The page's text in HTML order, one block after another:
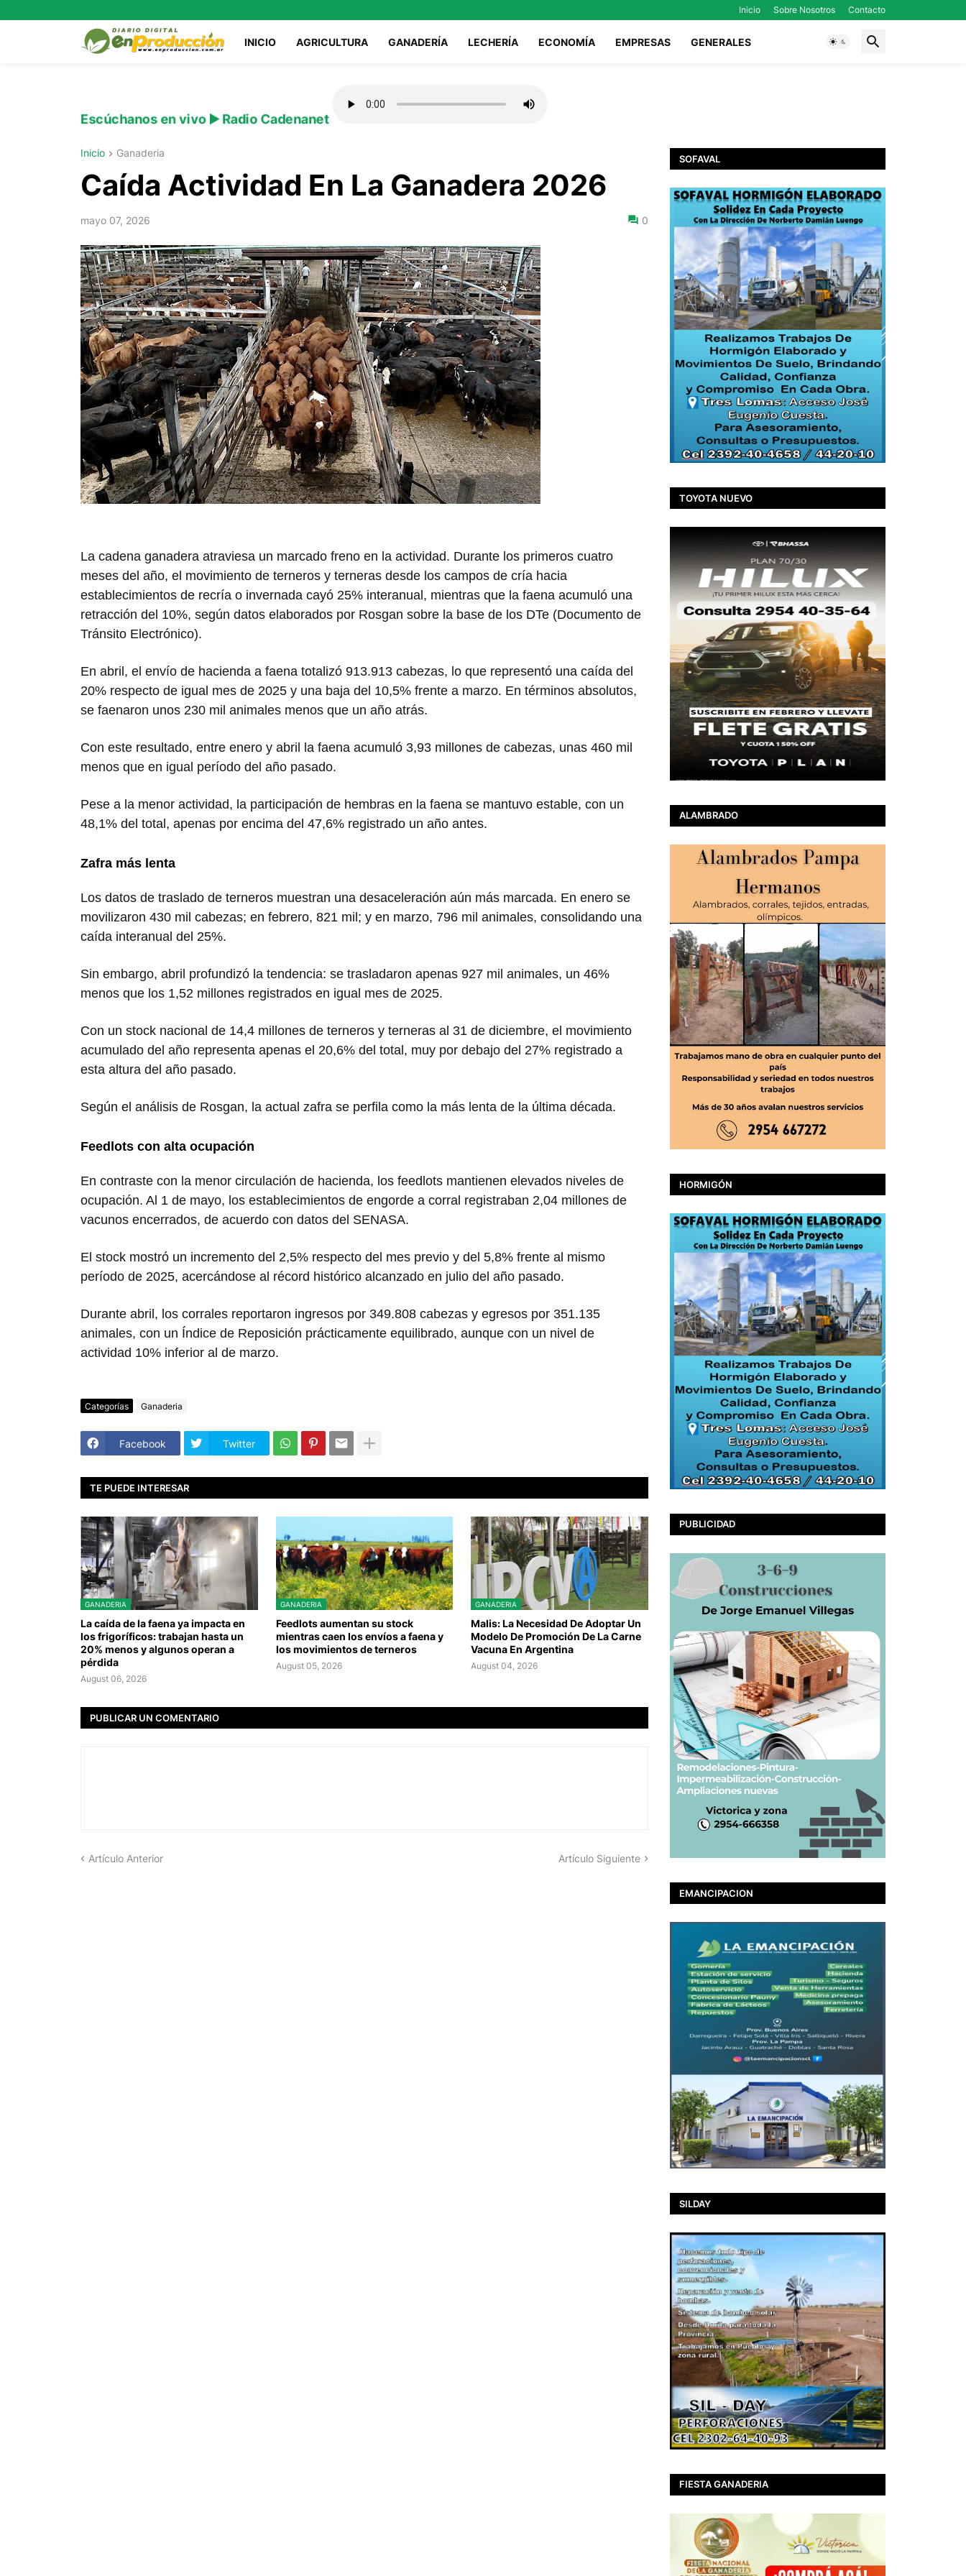
Inicio Sobre Nosotros Contacto
INICIO AGRICULTURA GANADERÍA LECHERÍA ECONOMÍA EMPRESAS GENERALES
Escúchanos en vivo ▶️ Radio Cadenanet
Inicio Ganaderia
Caída Actividad En La Ganadera 2026
mayo 07, 2026 0
La cadena ganadera atraviesa un marcado freno en la actividad. Durante los primeros cuatro
meses del año, el movimiento de terneros y terneras desde los campos de cría hacia
establecimientos de recría o invernada cayó 25% interanual, mientras que la faena acumuló una
retracción del 10%, según datos elaborados por Rosgan sobre la base de los DTe (Documento de
Tránsito Electrónico).
En abril, el envío de hacienda a faena totalizó 913.913 cabezas, lo que representó una caída del
20% respecto de igual mes de 2025 y una baja del 10,5% frente a marzo. En términos absolutos,
se faenaron unos 230 mil animales menos que un año atrás.
Con este resultado, entre enero y abril la faena acumuló 3,93 millones de cabezas, unas 460 mil
menos que en igual período del año pasado.
Pese a la menor actividad, la participación de hembras en la faena se mantuvo estable, con un
48,1% del total, apenas por encima del 47,6% registrado un año antes.
Zafra más lenta
Los datos de traslado de terneros muestran una desaceleración aún más marcada. En enero se
movilizaron 430 mil cabezas; en febrero, 821 mil; y en marzo, 796 mil animales, consolidando una
caída interanual del 25%.
Sin embargo, abril profundizó la tendencia: se trasladaron apenas 927 mil animales, un 46%
menos que los 1,52 millones registrados en igual mes de 2025.
Con un stock nacional de 14,4 millones de terneros y terneras al 31 de diciembre, el movimiento
acumulado del año representa apenas el 20,6% del total, muy por debajo del 27% registrado a
esta altura del año pasado.
Según el análisis de Rosgan, la actual zafra se perfila como la más lenta de la última década.
Feedlots con alta ocupación
En contraste con la menor circulación de hacienda, los feedlots mantienen elevados niveles de
ocupación. Al 1 de mayo, los establecimientos de engorde a corral registraban 2,04 millones de
vacunos encerrados, de acuerdo con datos del SENASA.
El stock mostró un incremento del 2,5% respecto del mes previo y del 5,8% frente al mismo
período de 2025, acercándose al récord histórico alcanzado en julio del año pasado.
Durante abril, los corrales reportaron ingresos por 349.808 cabezas y egresos por 351.135
animales, con un Índice de Reposición prácticamente equilibrado, aunque con un nivel de
actividad 10% inferior al de marzo.
Categorías Ganaderia
Facebook Twitter
TE PUEDE INTERESAR
GANADERIA
La caída de la faena ya impacta en
los frigoríficos: trabajan hasta un
20% menos y algunos operan a
pérdida
August 06, 2026
GANADERIA
Feedlots aumentan su stock
mientras caen los envíos a faena y
los movimientos de terneros
August 05, 2026
GANADERIA
Malis: La Necesidad De Adoptar Un
Modelo De Promoción De La Carne
Vacuna En Argentina
August 04, 2026
PUBLICAR UN COMENTARIO
Artículo Anterior Artículo Siguiente
SOFAVAL
TOYOTA NUEVO
ALAMBRADO
HORMIGÓN
PUBLICIDAD
EMANCIPACION
SILDAY
FIESTA GANADERIA